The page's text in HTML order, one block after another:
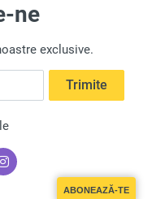
ne
exclusive.
Trimite
ABONEAZĂ-TE